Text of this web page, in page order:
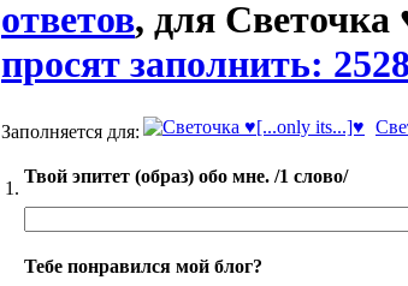
ответов, для Светочка
просят заполнить:
Заполняется для:
1.
Твой эпитет (образ) обо мне. /1 слово/
Тебе понравился мой блог?